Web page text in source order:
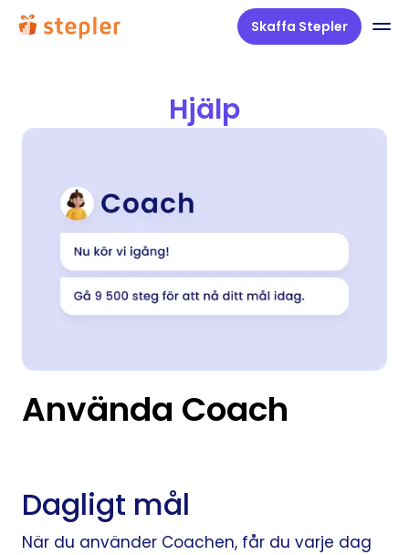
Skaffa Stepler
Hjälp
Använda Coach
Dagligt mål
När du använder Coachen, får du varje dag